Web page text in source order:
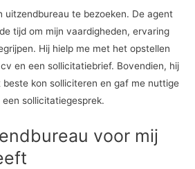
uitzendbureau te bezoeken. De agent
tijd om mijn vaardigheden, ervaring
Hij hielp me met het opstellen
en een sollicitatiebrief. Bovendien, hij
beste kon solliciteren en gaf me nuttige
sollicitatiegesprek.
voor mij